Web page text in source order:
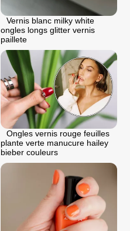
Vernis blanc milky white
ongles longs glitter vernis
paillete
Ongles vernis rouge feuilles
plante verte manucure hailey
bieber couleurs